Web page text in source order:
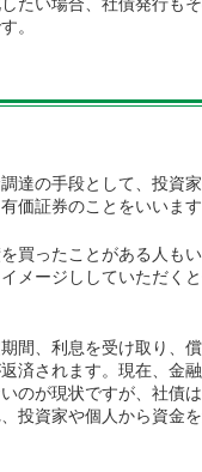
。
達の手段として、投資
価証券のことをいいます
買ったことがある人も
メージししていただく
間、利息を受け取り、
済されます。現在、金
のが現状ですが、社債
投資家や個人から資金